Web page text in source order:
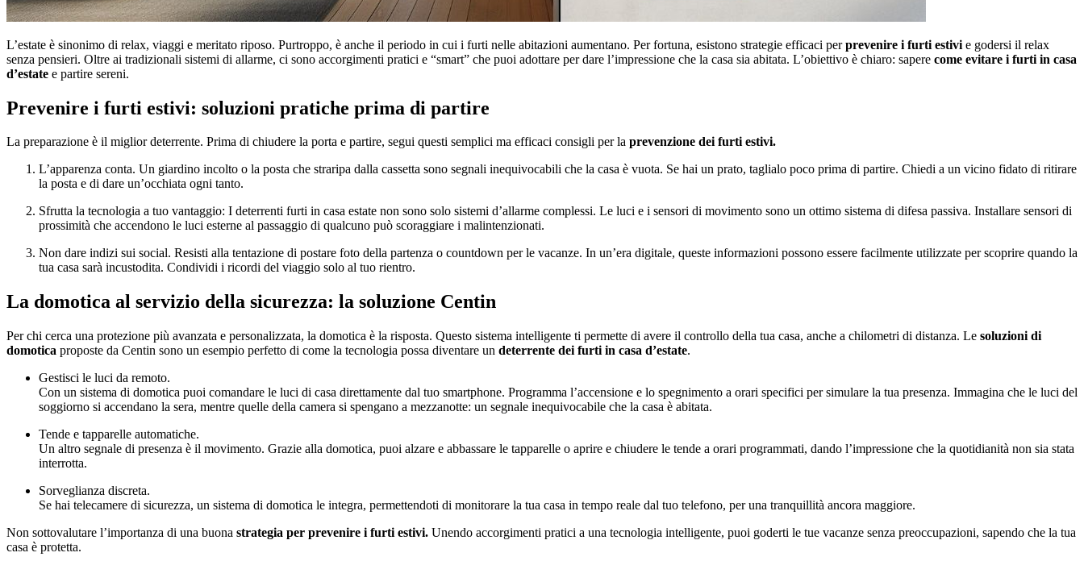
L’estate è sinonimo di relax, viaggi e meritato riposo. Purtroppo, è anche il periodo in cui i furti nelle abitazioni aumentano. Per fortuna, esistono strategie efficaci perprevenire i furti estivi e godersi il relax
senza pensieri. Oltre ai tradizionali sistemi di allarme, ci sono accorgimenti pratici e “smart” che puoi adottare per dare l’impressione che la casa sia abitata. L’obiettivo è chiaro: sapere come evitare i furti in casa
d’estate e partire sereni.
Prevenire i furti estivi: soluzioni pratiche prima di partire
La preparazione è il miglior deterrente. Prima di chiudere la porta e partire, segui questi semplici ma efficaci consigli per la prevenzione dei furti estivi.
L’apparenza conta. Un giardino incolto o la posta che straripa dalla cassetta sono segnali inequivocabili che la casa è vuota. Se hai un prato, taglialo poco prima di partire. Chiedi a un vicino fidato di ritirare
la posta e di dare un’occhiata ogni tanto.
Sfrutta la tecnologia a tuo vantaggio: I deterrenti furti in casa estate non sono solo sistemi d’allarme complessi. Le luci e i sensori di movimento sono un ottimo sistema di difesa passiva. Installare sensori di
prossimità che accendono le luci esterne al passaggio di qualcuno può scoraggiare i malintenzionati.
Non dare indizi sui social. Resisti alla tentazione di postare foto della partenza o countdown per le vacanze. In un’era digitale, queste informazioni possono essere facilmente utilizzate per scoprire quando la
tua casa sarà incustodita. Condividi i ricordi del viaggio solo al tuo rientro.
La domotica al servizio della sicurezza: la soluzione Centin
Per chi cerca una protezione più avanzata e personalizzata, la domotica è la risposta. Questo sistema intelligente ti permette di avere il controllo della tua casa, anche a chilometri di distanza. Le soluzioni di
domotica proposte da Centin sono un esempio perfetto di come la tecnologia possa diventare un deterrente dei furti in casa d’estate.
Gestisci le luci da remoto.
Con un sistema di domotica puoi comandare le luci di casa direttamente dal tuo smartphone. Programma l’accensione e lo spegnimento a orari specifici per simulare la tua presenza. Immagina che le luci del
soggiorno si accendano la sera, mentre quelle della camera si spengano a mezzanotte: un segnale inequivocabile che la casa è abitata.
Tende e tapparelle automatiche.
Un altro segnale di presenza è il movimento. Grazie alla domotica, puoi alzare e abbassare le tapparelle o aprire e chiudere le tende a orari programmati, dando l’impressione che la quotidianità non sia stata
interrotta.
Sorveglianza discreta.
Se hai telecamere di sicurezza, un sistema di domotica le integra, permettendoti di monitorare la tua casa in tempo reale dal tuo telefono, per una tranquillità ancora maggiore.
Non sottovalutare l’importanza di una buona strategia per prevenire i furti estivi. Unendo accorgimenti pratici a una tecnologia intelligente, puoi goderti le tue vacanze senza preoccupazioni, sapendo che la tua
casa è protetta.